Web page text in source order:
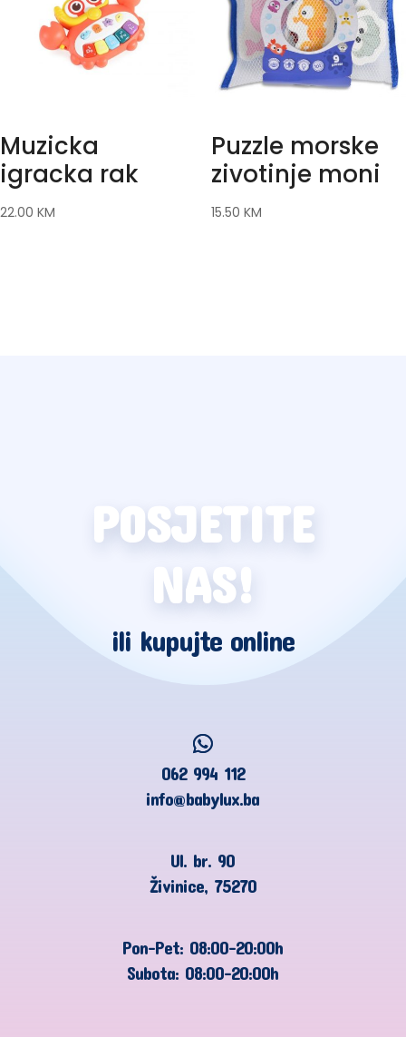
Muzicka
igracka rak
22.00 KM
Puzzle morske
zivotinje moni
15.50 KM
POSJETITE
NAS!
ili kupujte online
062 994 112
info@babylux.ba
Ul. br. 90
Živinice, 75270
Pon-Pet: 08:00-20:00h
Subota: 08:00-20:00h